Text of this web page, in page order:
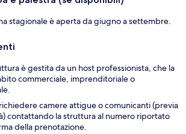
stagionale è aperta da giugno a settembre.
è gestita da un host professionista, che la
commerciale, imprenditoriale o
camere attigue o comunicanti (previa
contattando la struttura al numero riportato
della prenotazione.